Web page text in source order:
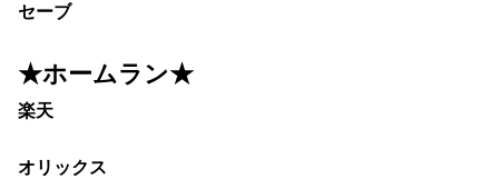
セーブ
★ホームラン★
楽天
オリックス